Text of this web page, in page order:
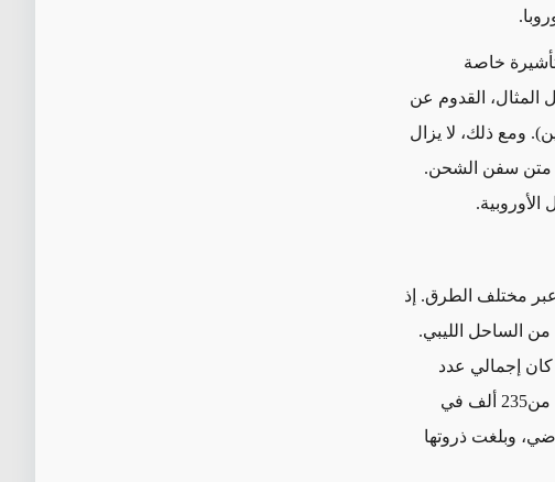
تأشيرة خاصة
المثال، القدوم عن
ومع ذلك، لا يزال
متن سفن الشحن.
عبر مختلف الطرق. إذ
ألف آخرين إلى إيطاليا من الساحل الليبي.
كان إجمالي عدد
طالبي اللجوء السوريين في الاتحاد الأوروبي 897 ألف بعد أن ارتفع هذا العدد من235 ألف في
وبلغت ذروتها